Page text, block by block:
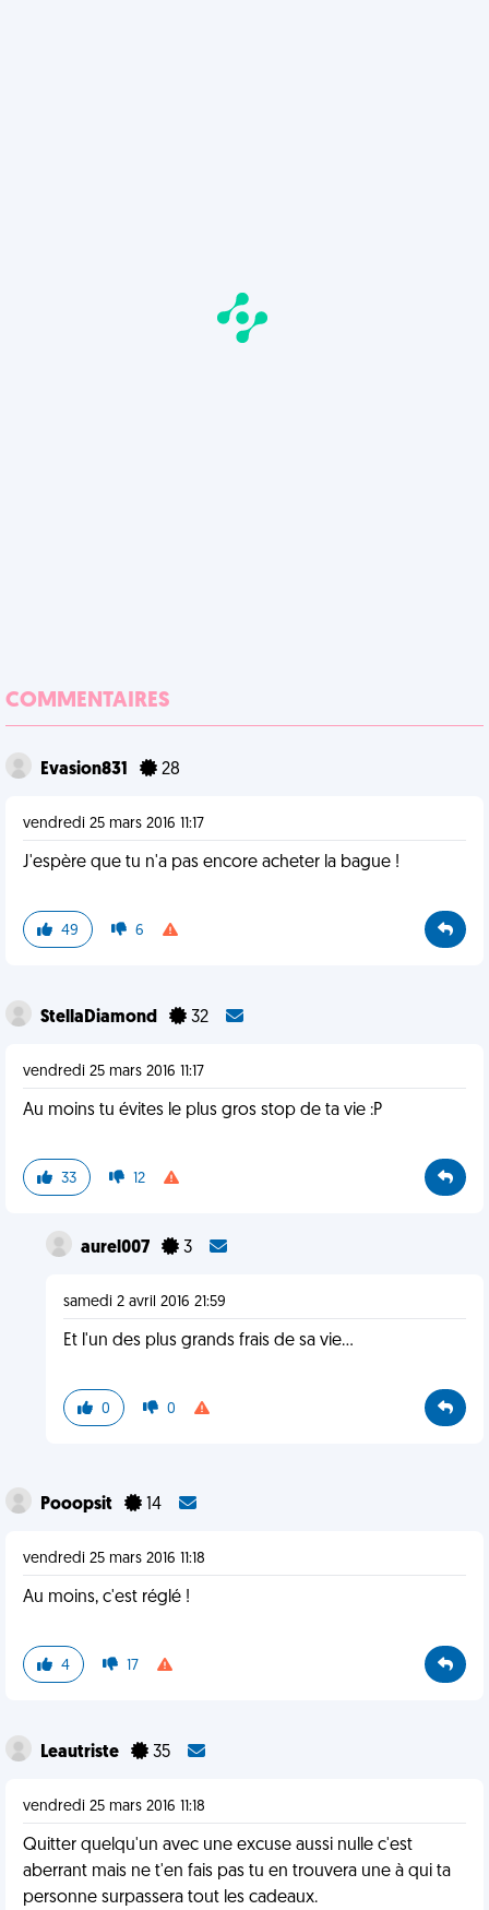
COMMENTAIRES
Evasion831 28
vendredi 25 mars 2016 11:17
J'espère que tu n'a pas encore acheter la bague !
49 6
StellaDiamond 32
vendredi 25 mars 2016 11:17
Au moins tu évites le plus gros stop de ta vie :P
33 12
aurel007 3
samedi 2 avril 2016 21:59
Et l'un des plus grands frais de sa vie...
0 0
Pooopsit 14
vendredi 25 mars 2016 11:18
Au moins, c'est réglé !
4 17
Leautriste 35
vendredi 25 mars 2016 11:18
Quitter quelqu'un avec une excuse aussi nulle c'est
aberrant mais ne t'en fais pas tu en trouvera une à qui ta
personne surpassera tout les cadeaux.